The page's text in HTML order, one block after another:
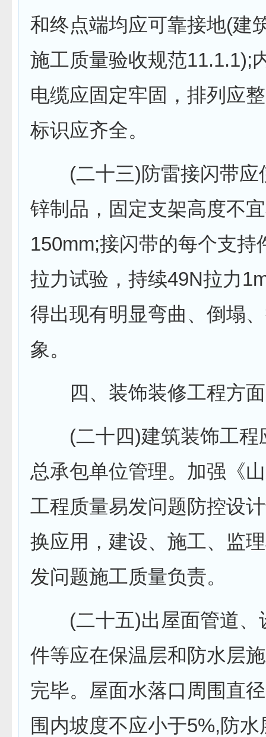
和终点端均应可靠接地(建
施工质量验收规范11.1.1);
电缆应固定牢固，排列应
标识应齐全。
(二十三)防雷接闪带应
锌制品，固定支架高度不
150mm;接闪带的每个支持
拉力试验，持续49N拉力
得出现有明显弯曲、倒塌
象。
四、装饰装修工程方面
(二十四)建筑装饰工程
总承包单位管理。加强《
工程质量易发问题防控设
换应用，建设、施工、监
发问题施工质量负责。
(二十五)出屋面管道、
件等应在保温层和防水层
完毕。屋面水落口周围直
围内坡度不应小于5%,防